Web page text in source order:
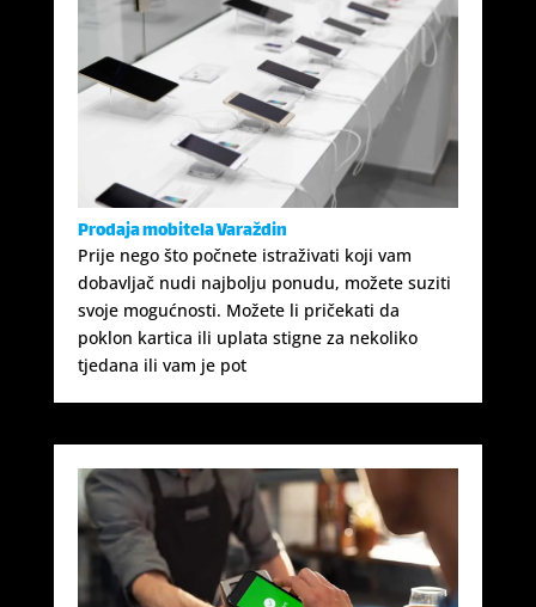
Prodaja mobitela Varaždin
Prije nego što počnete istraživati ​​koji vam
dobavljač nudi najbolju ponudu, možete suziti
svoje mogućnosti. Možete li pričekati da
poklon kartica ili uplata stigne za nekoliko
tjedana ili vam je pot